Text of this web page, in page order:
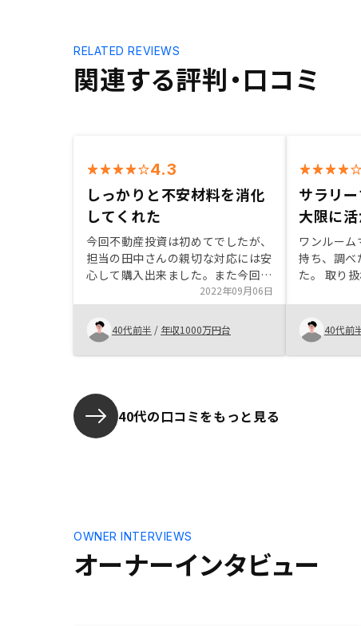
関連する評判・口コミ
RELATED REVIEWS
4.3
しっかりと不安材料を消化
してくれた
今回不動産投資は初めてでしたが、
担当の田中さんの親切な対応には安
心して購入出来ました。また今回は
既に長年不動産投資をされてきた方
からの紹介ではありましたが、一貫
した管理体制は安心感に繋がり購入
の理由の一つになったと思います。
2022年09月06日
40代前半 / 年収1000万円台
サラリ
大限に
ワンルー
持ち、調べ
た。 取り
良さや管
Amazonギ
魅力的に
いる鈴木様
ーや情報提
40代前
40代の口コミをもっと見る
オーナーインタビュー
OWNER INTERVIEWS